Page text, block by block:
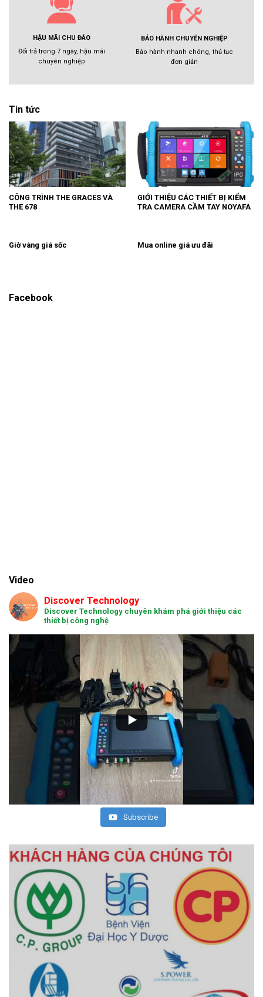
HẬU MÃI CHU ĐÁO
Đổi trả trong 7 ngày, hậu mãi
chuyên nghiệp
BẢO HÀNH CHUYÊN NGHIỆP
Bảo hành nhanh chóng, thủ tục
đơn giản
Tin tức
CÔNG TRÌNH THE GRACES VÀ
THE 678
GIỚI THIỆU CÁC THIẾT BỊ KIỂM
TRA CAMERA CẦM TAY NOYAFA
Giờ vàng giá sốc Mua online giá ưu đãi
Facebook
Video
Discover Technology
Discover Technology chuyên khám phá giới thiệu các
thiết bị công nghệ
Subscribe